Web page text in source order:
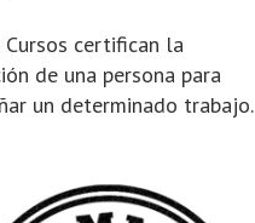
Cursos certifican la
de una persona para
un determinado trabajo.